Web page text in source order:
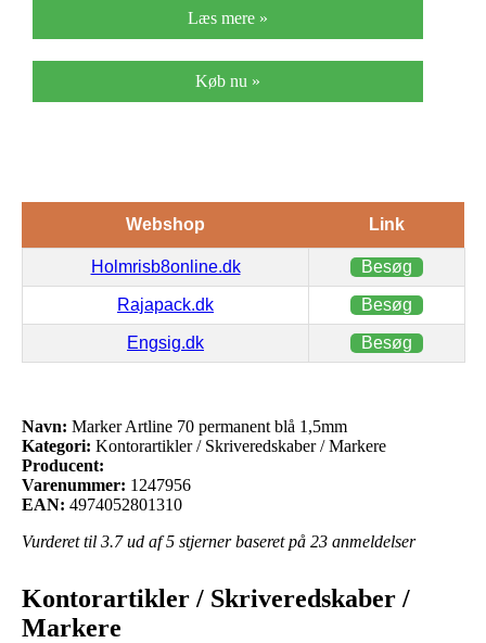
Læs mere »
Køb nu »
Webshop Link
Holmrisb8online.dk Besøg
Rajapack.dk Besøg
Engsig.dk Besøg
Navn: Marker Artline 70 permanent blå 1,5mm
Kategori: Kontorartikler / Skriveredskaber / Markere
Producent:
Varenummer: 1247956
EAN: 4974052801310
Vurderet til 3.7ud af 5 stjerner baseret på 23 anmeldelser
Kontorartikler / Skriveredskaber /
Markere